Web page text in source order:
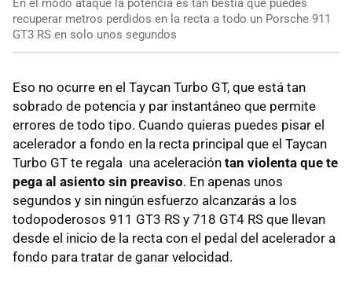
En el modo ataque la potencia es tan bestia que puedes
recuperar metros perdidos en la recta a todo un Porsche 911
GT3 RS en solo unos segundos
Eso no ocurre en el Taycan Turbo GT, que está tan
sobrado de potencia y par instantáneo que permite
errores de todo tipo. Cuando quieras puedes pisar el
acelerador a fondo en la recta principal que el Taycan
Turbo GT te regala una aceleración tan violenta que te
pega al asiento sin preaviso. En apenas unos
segundos y sin ningún esfuerzo alcanzarás a los
todopoderosos 911 GT3 RS y 718 GT4 RS que llevan
desde el inicio de la recta con el pedal del acelerador a
fondo para tratar de ganar velocidad.